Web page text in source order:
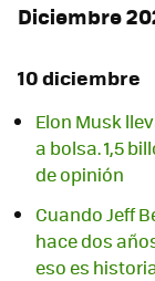
Diciembre
10 diciembre
Elon Musk
a bolsa. 1,5
de opinión
Cuando Jeff
hace dos
eso es